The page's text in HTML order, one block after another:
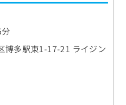
博多駅東1-17-21 ライジン